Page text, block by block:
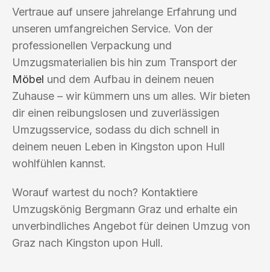
Vertraue auf unsere jahrelange Erfahrung und
unseren umfangreichen Service. Von der
professionellen Verpackung und
Umzugsmaterialien bis hin zum Transport der
Möbel und dem Aufbau in deinem neuen
Zuhause – wir kümmern uns um alles. Wir bieten
dir einen reibungslosen und zuverlässigen
Umzugsservice, sodass du dich schnell in
deinem neuen Leben in Kingston upon Hull
wohlfühlen kannst.
Worauf wartest du noch? Kontaktiere
Umzugskönig Bergmann Graz und erhalte ein
unverbindliches Angebot für deinen Umzug von
Graz nach Kingston upon Hull.